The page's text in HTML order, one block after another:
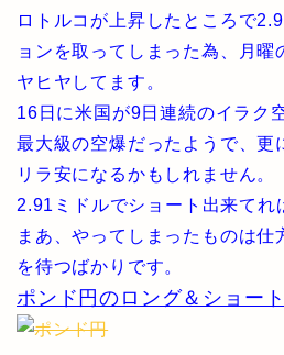
ロトルコが上昇したところで
ョンを取ってしまった為、月曜
ヤヒヤしてます。
16日に米国が9日連続のイラク
最大級の空爆だったようで、更
リラ安になるかもしれません。
2.91ミドルでショート出来てれ
まあ、やってしまったものは仕
を待つばかりです。
ポンド円のロング＆ショート